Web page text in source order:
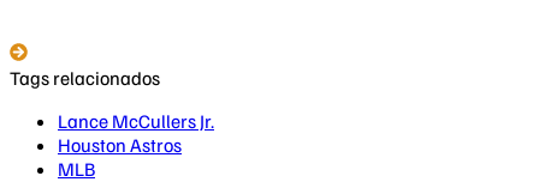
Tags relacionados
Lance McCullers Jr.
Houston Astros
MLB